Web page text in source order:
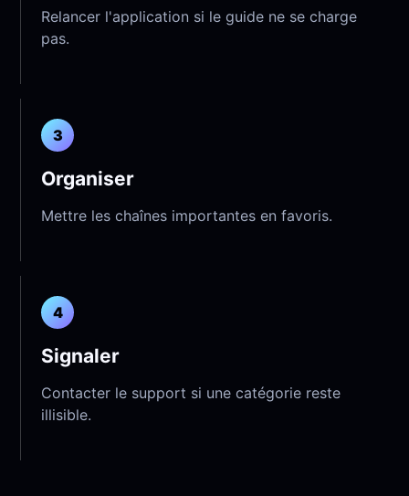
Relancer l'application si le guide ne se charge
pas.
3
Organiser
Mettre les chaînes importantes en favoris.
4
Signaler
Contacter le support si une catégorie reste
illisible.